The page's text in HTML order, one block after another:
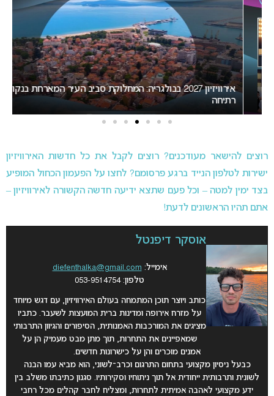
אירוויזיון 2027 בבולגריה: המחלוקת סביב העיר המארחת בנקודת
רתיחה
רוצים להישאר מעודכנים? רוצים לקבל את כל חדשות האירוויזיון
ישירות לטלפון הנייד ברגע פרסומם? לחצו על הפעמון הכחול המופיע
בצד ימין למטה – וכל פעם שתצא ידיעה חדשה הקשורה לאירוויזיון –
אתם תהיו הראשונים לדעת!
אוסקר דיפנטל
אימייל: diefenthalka@gmail.com
טלפון: 053-9514754
כותב ויוצר תוכן המתמחה בעולם האירוויזיון, עם דגש מיוחד
על מזרח אירופה ומדינות ברית המועצות לשעבר. כתביו
מציגים את המורכבות האמנותית, הסיפורים והגיוון התרבותי
שמאפיינים את התחרות, תוך מתן מבט מעמיק הן על
אמנים מוכרים והן על כישרונות חדשים.
כבעל ניסיון מקצועי בתחום התרגום וכרב־לשוני, הוא מביא עמו הבנה
לשונית ותרבותית ייחודית אל תוך ניתוחיו וסקירותיו. סגנון כתיבתו משלב בין
ידע מקצועי לאהבה אמיתית לתחרות, ומצליח לחבר קהלים מכל רחבי